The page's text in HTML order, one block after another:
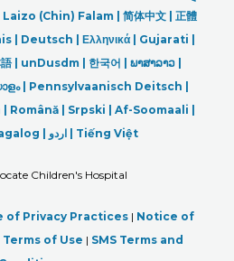
Laizo (Chin) Falam | 简体中文 | 正體
| Deutsch | Ελληνικά | Gujarati |
| unDusdm | 한국어 | ພາສາລາວ |
| Pennsylvaanisch Deitsch |
| Română | Srpski | Af-Soomaali |
| اردو| Tiếng Việt
Children's Hospital
of Privacy Practices| Notice of
Terms of Use | SMS Terms and